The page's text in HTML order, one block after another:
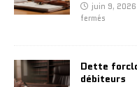
juin 9, 2026
fermés
Dette
débiteurs